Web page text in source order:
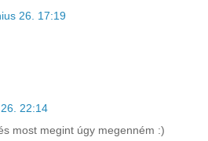
26. 17:19
22:14
most megint úgy megenném :)